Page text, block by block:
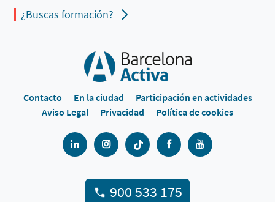
¿Buscas formación?
Contacto En la ciudad
Participación en actividades
Aviso Legal
Privacidad Política de cookies
900 533 175